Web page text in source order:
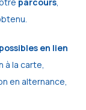
en lien
à la carte,
en alternance,